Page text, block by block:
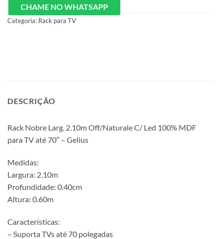
CHAME NO WHATSAPP
Categoria: Rack para TV
DESCRIÇÃO
Rack Nobre Larg. 2.10m Off/Naturale C/ Led 100% MDF
para TV até 70″ – Gelius
Medidas:
Largura: 2.10m
Profundidade: 0.40cm
Altura: 0.60m
Características:
– Suporta TVs até 70 polegadas